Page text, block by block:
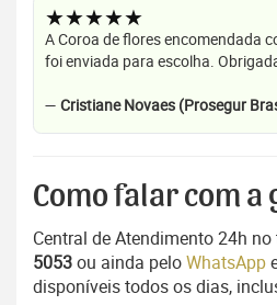
★★★★★
A Coroa de flores encomendada
foi enviada para escolha.
— Cristiane Novaes (Prosegur
Como falar com a
Central de Atendimento 24h no
5053ou ainda peloWhatsApp
disponíveis todos os dias,